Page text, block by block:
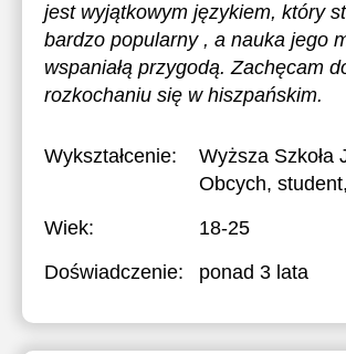
jest wyjątkowym językiem, który
bardzo popularny , a nauka jego
wspaniałą przygodą. Zachęcam
rozkochaniu się w hiszpańskim.
Wykształcenie:
Wyższa Szkoła
Obcych, student,
Wiek:
18-25
Doświadczenie:
ponad 3 lata